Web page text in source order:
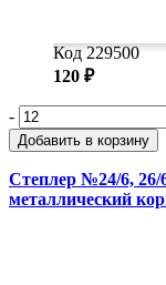
Код 229500
120 ₽
-
Добавить в корзину
Степлер №24/6,
металлический